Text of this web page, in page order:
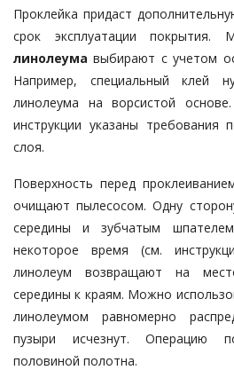
Проклейка придаст
срок эксплуатации покрытия.
линолеума выбирают с учетом
Например, специальный клей
линолеума на ворсистой
инструкции указаны требования
слоя.
Поверхность перед
очищают пылесосом. Одну
середины и зубчатым
некоторое время (см.
линолеум возвращают на
середины к краям. Можно
линолеумом равномерно
пузыри исчезнут. Операцию
половиной полотна.